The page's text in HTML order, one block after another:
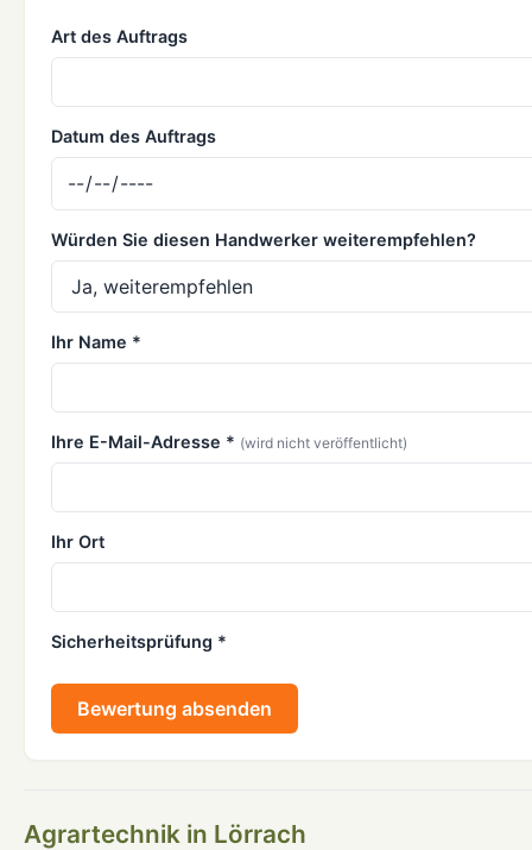
Art des Auftrags
Datum des Auftrags
Würden Sie diesen Handwerker weiterempfehlen?
Ihr Name *
Ihre E-Mail-Adresse * (wird nicht veröffentlicht)
Ihr Ort
Sicherheitsprüfung *
Bewertung absenden
Agrartechnik in Lörrach